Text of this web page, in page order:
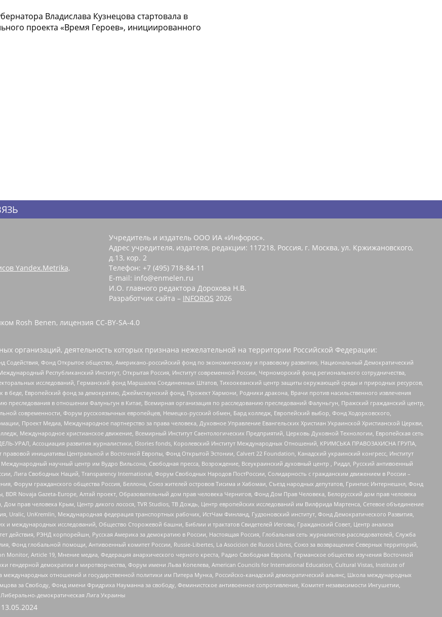
Владислава Кузнецова стартовала в
проекта «Время Героев», инициированного
Yandex.Metrika,
Учредитель и издатель ООО ИА «Инфорос».
Адрес учредителя, издателя, редакции: 117218, Россия, г. Москва, ул. Кржижановского,
д.13, кор. 2
Телефон: +7 (495) 718-84-11
E-mail: info@enmelen.ru
И.О. главного редактора Дорохова Н.В.
Разработчик сайта – INFOROS 2026
Rosh Benen, лицензия CC-BY-SA-4.0
организаций, деятельность которых признана нежелательной на территории Российской Федерации:
Фонд Открытое общество, Американо-российский фонд по экономическому и правовому развитию, Национальный Демократический
Республиканский Институт, Открытая Россия, Институт современной России, Черноморский фонд регионального сотрудничества,
исследований, Германский фонд Маршалла Соединенных Штатов, Тихоокеанский центр защиты окружающей среды и природных ресурсов,
в беде, Европейский фонд за демократию, Джеймстаунский фонд, Прожект Хармони, Родники дракона, Врачи против насильственного извлечения
в отношении Фалуньгун в Китае, Всемирная организация по расследованию преследований Фалуньгун, Пражский гражданский центр,
современности, Форум русскоязычных европейцев, Немецко-русский обмен, Бард колледж, Европейский выбор, Фонд Ходорковского,
Проект Медиа, Международное партнерство за права человека, Духовное Управление Евангельских Христиан Украинской Христианской Церкви,
Международное христианское движение, Всемирный Институт Саентологических Предприятий, Церковь Духовной Технологии, Европейская сеть
УРАЛ, Ассоциация развития журналистики, IStories fonds, Королевский Институт Международных Отношений, КРИМСЬКА ПРАВОЗАХИСНА ГРУПА,
инициативы Центральной и Восточной Европы, Фонд Открытой Эстонии, Calvert 22 Foundation, Канадский украинский конгресс, Институт
научный центр им Вудро Вильсона, Свободная пресса, Возрождение, Всеукраинский духовный центр , Риддл, Русский антивоенный
Лига Свободных Наций, Transparеncy International, Форум Свободных Народов ПостРоссии, Солидарность с гражданским движением в России –
Форум гражданского общества Россия, Беллона, Союз жителей островов Тисима и Хабомаи, Съезд народных депутатов, Гринпис Интернешнл, Фонд
Novaja Gazeta-Europe, Алтай проект, Образовательный дом прав человека Чернигов, Фонд Дом Прав Человека, Белорусский дом прав человека
прав человека Крым, Центр дикого лосося, TVR Studios, ТВ Дождь, Центр европейских исследований им Вилфрида Мартенса, Сетевое объединение
Uralic, UnKremlin, Международная федерация транспортных рабочих, ИстЧам Финланд, Гудзоновский институт, Фонд Демократического Развития,
и международных исследований, Общество Сторожевой башни, Библии и трактатов Свидетелей Иеговы, Гражданский Совет, Центр анализа
действия, РЭНД корпорейшн, Русская Америка за демократию в России, Настоящая Россия, Глобальная сеть журналистов-расследователей, Служба
Фонд глобальной помощи, Антивоенный комитет России, Russie-Libertes, La Asocicion de Rusos Libres, Союз за возвращение Северных территорий,
Monitor, Article 19, Мнение медиа, Федерация анархического черного креста, Радио Свободная Европа, Германское общество изучения Восточной
гендерной демократии и миротворчества, Форум имени Льва Копелева, American Councils for International Education, Cultural Vistas, Institute of
отношений и государственной политики им Питера Мунка, Российско-канадский демократический альянс, Школа международных
за Свободу, Фонд имени Фридриха Науманна за свободу, Феминистское антивоенное сопротивление, Комитет независимости Ингушетии,
демократическая Лига Украины
13.05.2024